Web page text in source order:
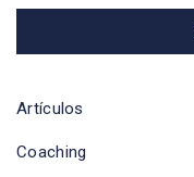
Artículos
Coaching